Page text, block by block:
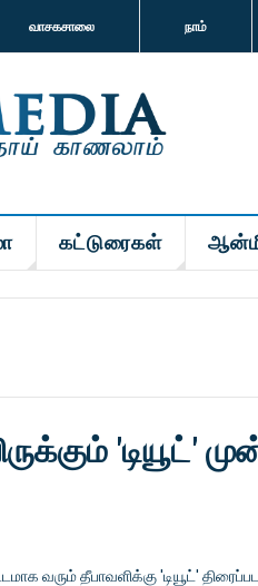
வாசகசாலை நாம்
கட்டுரைகள்
'டியூட்'
வரும் தீபாவளிக்கு 'டியூட்'